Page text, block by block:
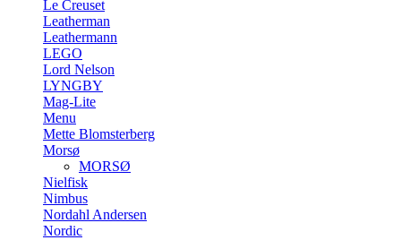
Le Creuset
Leatherman
Leathermann
LEGO
Lord Nelson
LYNGBY
Mag-Lite
Menu
Mette Blomsterberg
Morsø
MORSØ
Nielfisk
Nimbus
Nordahl Andersen
Nordic